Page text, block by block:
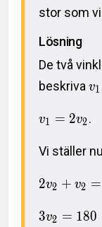
stor som
Lösning
De två
beskriva v1
v1 = 2v2.
Vi ställer
2v2 + v2 =
3v2 = 180